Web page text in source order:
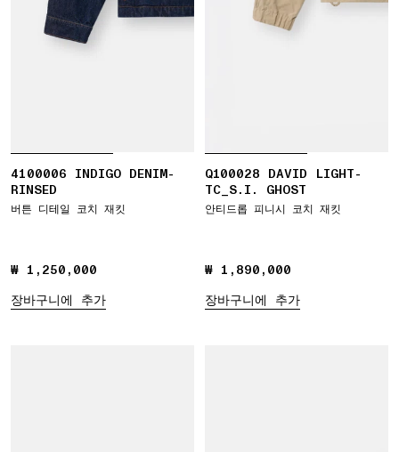
4100006 INDIGO DENIM-
RINSED
버튼 디테일 코치 재킷
₩ 1,250,000
₩ 1,250,000
장바구니에 추가
Q100028 DAVID LIGHT-
TC_S.I. GHOST
안티드롭 피니시 코치 재킷
₩ 1,890,000
₩ 1,890,000
장바구니에 추가